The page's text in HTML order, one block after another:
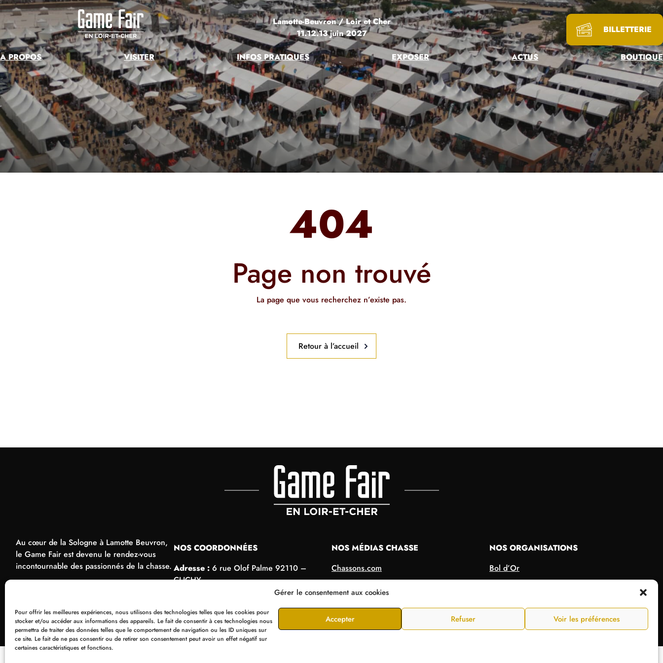
Gérer le consentement aux cookies
Pour offrir les meilleures expériences, nous utilisons des technologies telles que les cookies pour
stocker et/ou accéder aux informations des appareils. Le fait de consentir à ces technologies nous
permettra de traiter des données telles que le comportement de navigation ou les ID uniques sur
ce site. Le fait de ne pas consentir ou de retirer son consentement peut avoir un effet négatif sur
certaines caractéristiques et fonctions.
Accepter Refuser Voir les préférences
Skip
to
content
Lamotte-Beuvron / Loir et Cher
11.12.13 juin 2027
BILLETTERIE
A PROPOS VISITER INFOS PRATIQUES EXPOSER ACTUS BOUTIQUE
404
Page non trouvé
La page que vous recherchez n’existe pas.
Retour à l’accueil
Au cœur de la Sologne à Lamotte Beuvron,
le Game Fair est devenu le rendez-vous
incontournable des passionnés de la chasse.
NOS COORDONNÉES
Adresse : 6 rue Olof Palme 92110 –
CLICHY
Mail :organisation@editions-lariviere.com
NOS MÉDIAS CHASSE
Chassons.com
Connaissance de la chasse
Chasses Internationales
Armes de Chasse
NOS ORGANISATIONS
Bol d’Or
Supercross de Paris